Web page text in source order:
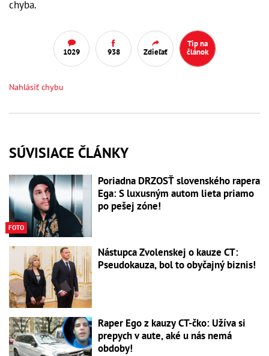
chyba.
1029 938 Zdieľať
Tip na
článok
Nahlásiť chybu
SÚVISIACE ČLÁNKY
FOTO
Poriadna DRZOSŤ slovenského rapera
Ega: S luxusným autom lieta priamo
po pešej zóne!
Nástupca Zvolenskej o kauze CT:
Pseudokauza, bol to obyčajný biznis!
Raper Ego z kauzy CT-čko: Užíva si
prepych v aute, aké u nás nemá
obdoby!